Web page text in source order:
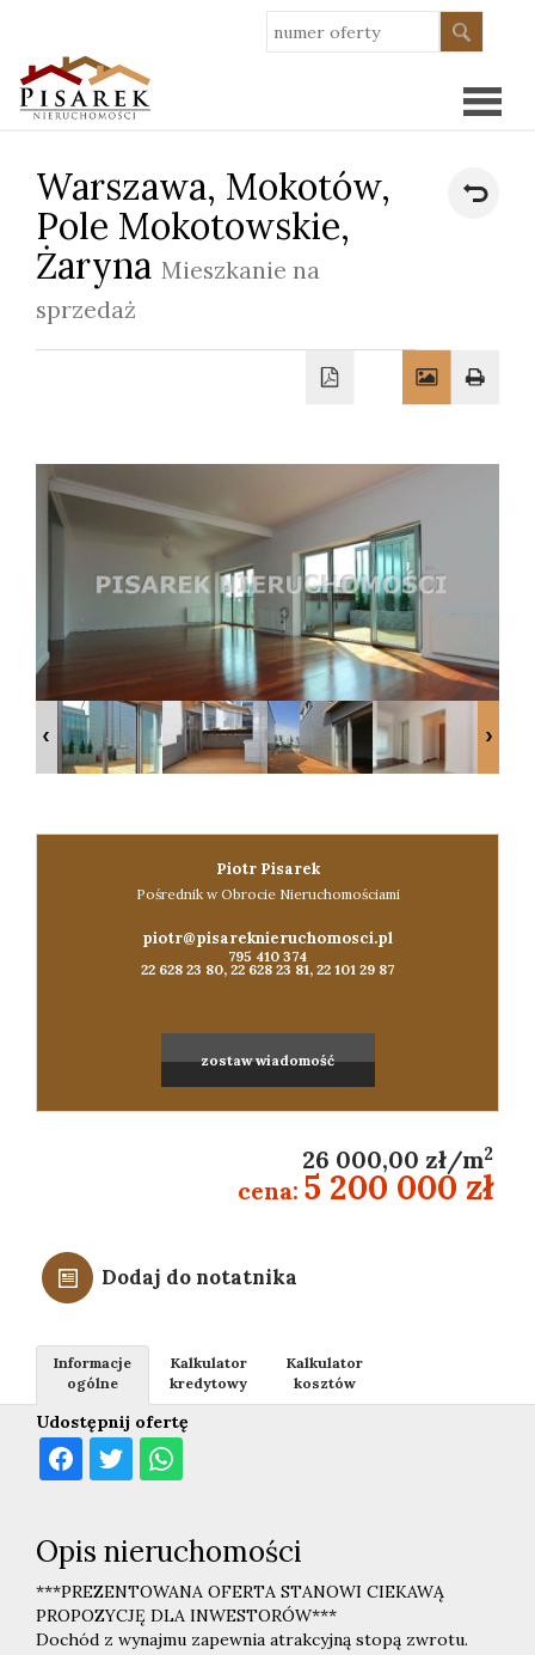
Strona
Warszawa, Mokotów,
Pole Mokotowskie,
Żaryna Mieszkanie na
sprzedaż
Piotr Pisarek
Pośrednik w Obrocie Nieruchomościami
piotr@pisareknieruchomosci.pl
795 410 374
22 628 23 80, 22 628 23 81, 22 101 29 87
zostaw wiadomość
26 000,00 zł/m2
cena: 5 200 000 zł
Dodaj do notatnika
Udostępnij ofertę
Informacje
ogólne
Kalkulator
kredytowy
Kalkulator
kosztów
Opis nieruchomości
***PREZENTOWANA OFERTA STANOWI CIEKAWĄ
PROPOZYCJĘ DLA INWESTORÓW***
Dochód z wynajmu zapewnia atrakcyjną stopą zwrotu.